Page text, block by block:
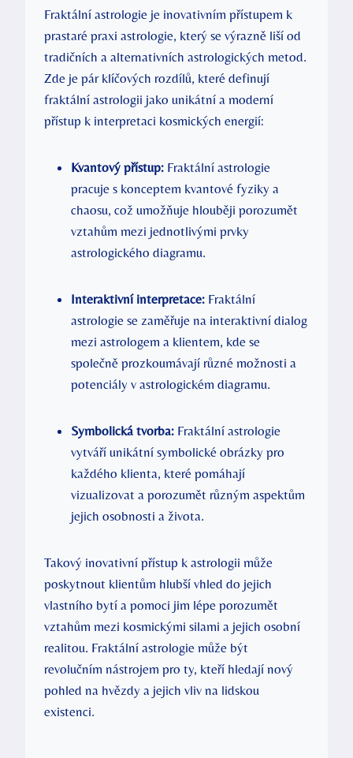
Fraktální astrologie je inovativním přístupem k
prastaré praxi astrologie, který se výrazně liší od
tradičních a alternativních‍ astrologických metod.
Zde ‍je pár klíčových rozdílů, které ‌definují
fraktální astrologii jako unikátní a moderní
přístup k interpretaci kosmických energií:
Kvantový přístup: ⁤Fraktální astrologie⁤
pracuje​ s konceptem kvantové fyziky⁢ a
chaosu, což umožňuje⁢ hlouběji⁤ porozumět
vztahům mezi jednotlivými prvky
astrologického diagramu.
Interaktivní⁢ interpretace: Fraktální
astrologie se zaměřuje na​ interaktivní dialog
mezi astrologem a klientem, kde‍ se
společně prozkoumávají různé možnosti a
potenciály ⁤v astrologickém diagramu.
Symbolická tvorba: Fraktální astrologie
vytváří unikátní symbolické obrázky pro
každého klienta, které pomáhají
vizualizovat a porozumět různým aspektům
jejich osobnosti ​a života.
Takový inovativní přístup k astrologii‍ může
poskytnout klientům hlubší vhled do jejich
vlastního‍ bytí a pomoci jim lépe porozumět
vztahům mezi kosmickými silami‍ a ⁢jejich osobní
realitou. Fraktální astrologie může být
revolučním nástrojem pro ty, kteří hledají nový
pohled na hvězdy a jejich⁣ vliv na lidskou
existenci.